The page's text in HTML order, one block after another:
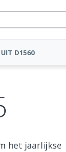
D1560
het jaarlijkse